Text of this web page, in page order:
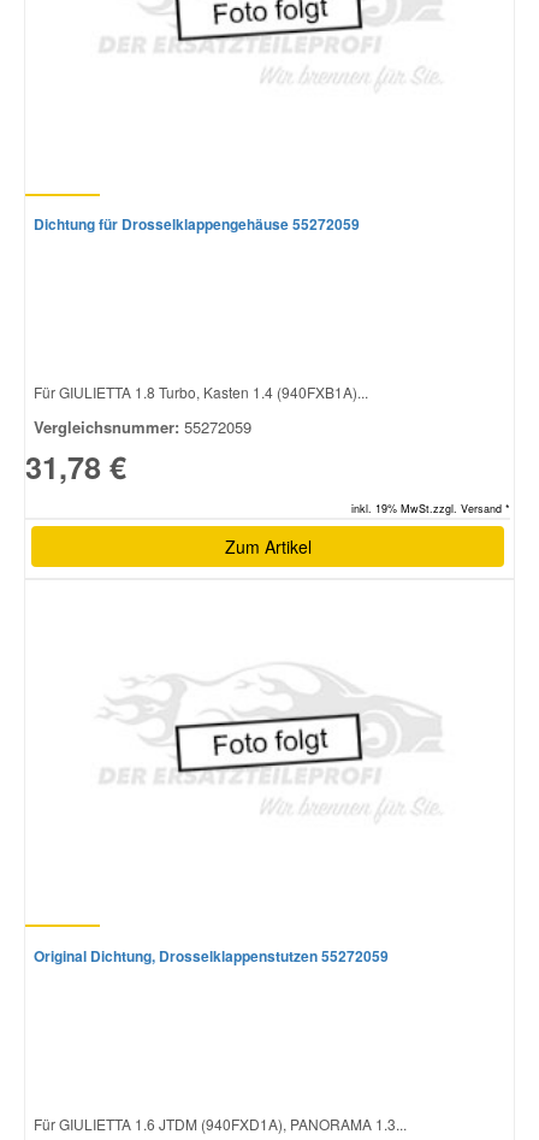
Dichtung für Drosselklappengehäuse 55272059
Für GIULIETTA 1.8 Turbo, Kasten 1.4 (940FXB1A)...
Vergleichsnummer: 55272059
31,78 €
inkl. 19% MwSt.zzgl. Versand *
Zum Artikel
Original Dichtung, Drosselklappenstutzen 55272059
Für GIULIETTA 1.6 JTDM (940FXD1A), PANORAMA 1.3...
Skoda Ersatzteile
Suzuki Ersatzteile
Volvo Ersatzteile